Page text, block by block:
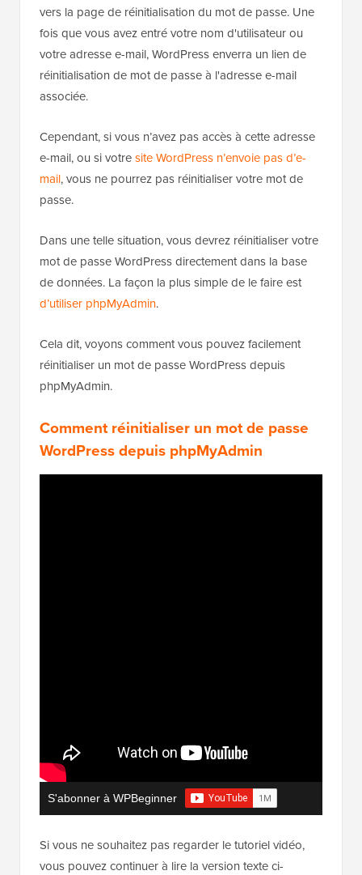
vers la page de réinitialisation du mot de passe. Une
fois que vous avez entré votre nom d'utilisateur ou
votre adresse e-mail, WordPress enverra un lien de
réinitialisation de mot de passe à l'adresse e-mail
associée.
Cependant, si vous n’avez pas accès à cette adresse
e-mail, ou si votresite WordPress n’envoie pas d’e-
mail, vous ne pourrez pas réinitialiser votre mot de
passe.
Dans une telle situation, vous devrez réinitialiser votre
mot de passe WordPress directement dans la base
de données. La façon la plus simple de le faire est
d’utiliser phpMyAdmin.
Cela dit, voyons comment vous pouvez facilement
réinitialiser un mot de passe WordPress depuis
phpMyAdmin.
Comment réinitialiser un mot de passe
WordPress depuis phpMyAdmin
S'abonner à WPBeginner
Si vous ne souhaitez pas regarder le tutoriel vidéo,
vous pouvez continuer à lire la version texte ci-